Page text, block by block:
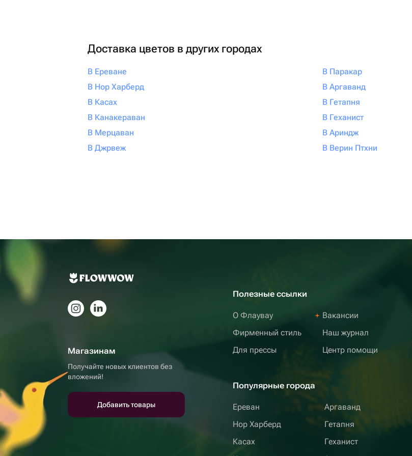
Доставка цветов в других городах
В Ереване
В Нор Харберд
В Касах
В Канакераван
В Мерцаван
В Джрвеж
В Паракар
В Аргаванд
В Гетапня
В Геханист
В Ариндж
В Верин Птхни
Магазинам
Получайте новых клиентов без
вложений!
Добавить товары
Полезные ссылки
О Флаувау
Фирменный стиль
Для прессы
Вакансии
Наш журнал
Центр помощи
Популярные города
Ереван
Нор Харберд
Касах
Аргаванд
Гетапня
Геханист